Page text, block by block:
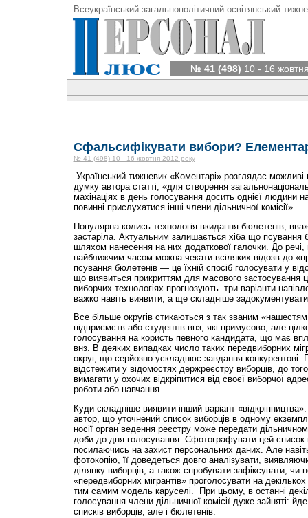
Всеукраїнський загальнополітичний освітянський
№ 41 (498) 10 - 16
Сфальсифікувати вибори?
№ 41 (498) 10 - 16 жовтня 2012 року
Український тижневик «Коментарі» розглядає
думку автора статті, «для створення
махінаціях в день голосування досить однієї людини
повинні прислухатися інші члени дільничної комісії».
Популярна колись технологія вкидання бюлетенів,
застаріла. Актуальним залишається хіба що
шляхом нанесення на них додаткової галочки. До речі,
найближчим часом можна чекати всіляких відозв до
псування бюлетенів — це їхній спосіб голосувати у
що виявиться прикриттям для масового застосування
виборчих технологіях прогнозують три варіанти
важко навіть виявити, а ще складніше
Все більше округів стикаються з так званим «нашестям
підприємств або студентів внз, які примусово, але
голосування на користь певного кандидата, що має
внз. В деяких випадках число таких передвиборних
округ, що серйозно ускладнює завдання конкурентові.
відстежити у відомостях держреєстру виборців, до
вимагати у охочих відкріпитися від своєї виборчої
роботи або навчання.
Куди складніше виявити інший варіант
автор, що уточнений список виборців в одному
носії орган ведення реєстру може передати
доби до дня голосування. Сфотографувати цей список
посилаючись на захист персональних даних. Але
фотокопію, її доведеться довго аналізувати,
ділянку виборців, а також спробувати зафіксувати, чи
«передвиборних мігрантів» проголосувати на
тим самим модель каруселі. При цьому, в останні
голосування члени дільничної комісії дуже зайняті:
списків виборців, але і бюлетенів.